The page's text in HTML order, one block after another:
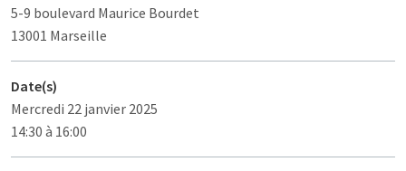
5-9 boulevard Maurice Bourdet
13001 Marseille
Date(s)
Mercredi 22 janvier 2025
14:30 à 16:00